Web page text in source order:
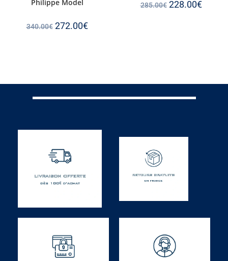
Philippe Model
340.00€ 272.00€
285.00€ 228.00€